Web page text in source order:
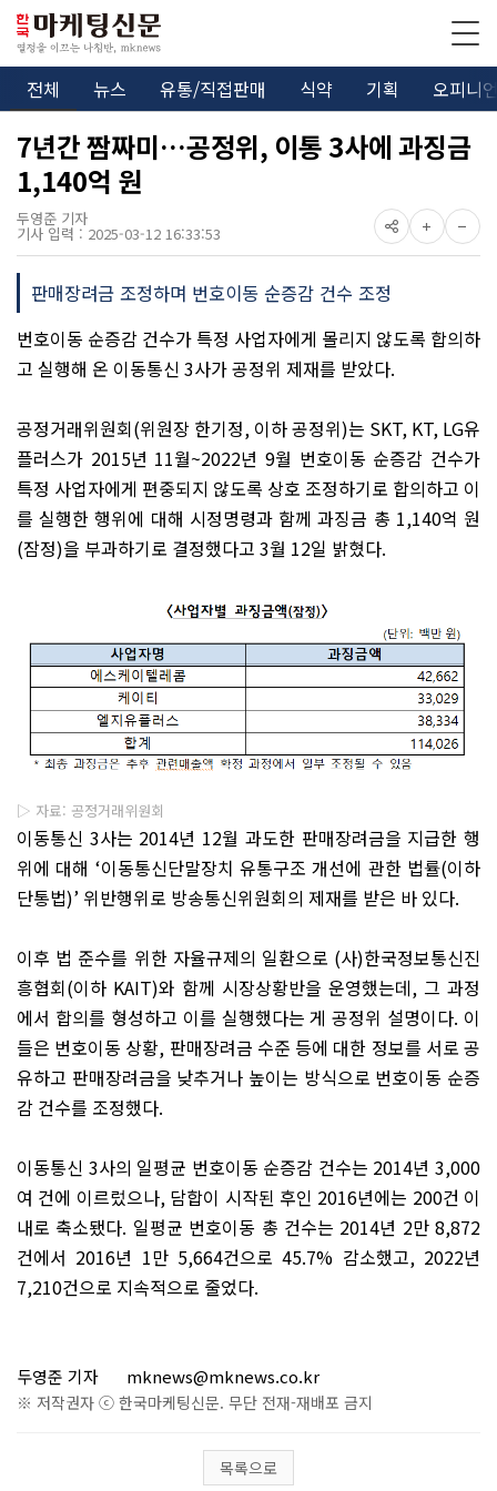
전체 뉴스 유통/직접판매 식약 기획 오피니
7년간 짬짜미…공정위, 이통 3사에 과징금
1,140억 원
두영준 기자
기사 입력 : 2025-03-12 16:33:53
판매장려금 조정하며 번호이동 순증감 건수 조정
번호이동 순증감 건수가 특정 사업자에게 몰리지 않도록 합의하
고 실행해 온 이동통신 3사가 공정위 제재를 받았다.
공정거래위원회(위원장 한기정, 이하 공정위)는 SKT, KT, LG유
플러스가 2015년 11월~2022년9월 번호이동 순증감 건수가
특정 사업자에게 편중되지 않도록 상호 조정하기로 합의하고 이
를 실행한 행위에 대해 시정명령과 함께 과징금 총 1,140억 원
(잠정)을 부과하기로 결정했다고 3월 12일 밝혔다.
▷ 자료: 공정거래위원회
이동통신 3사는 2014년 12월 과도한 판매장려금을 지급한 행
위에 대해 ‘이동통신단말장치 유통구조 개선에 관한 법률(이하
단통법)’ 위반행위로 방송통신위원회의 제재를 받은 바 있다.
이후 법 준수를 위한 자율규제의 일환으로 (사)한국정보통신진
흥협회(이하 KAIT)와 함께 시장상황반을 운영했는데, 그 과정
에서 합의를 형성하고 이를 실행했다는 게 공정위 설명이다. 이
들은 번호이동 상황, 판매장려금 수준 등에 대한 정보를 서로 공
유하고 판매장려금을 낮추거나 높이는 방식으로 번호이동 순증
감 건수를 조정했다.
이동통신 3사의 일평균 번호이동 순증감 건수는 2014년3,000
여 건에 이르렀으나, 담합이 시작된 후인 2016년에는 200건 이
내로 축소됐다. 일평균 번호이동 총 건수는 2014년 2만 8,872
건에서 2016년 1만 5,664건으로45.7% 감소했고, 2022년
7,210건으로 지속적으로 줄었다.
두영준 기자 mknews@mknews.co.kr
※ 저작권자 ⓒ 한국마케팅신문. 무단 전재-재배포 금지
목록으로